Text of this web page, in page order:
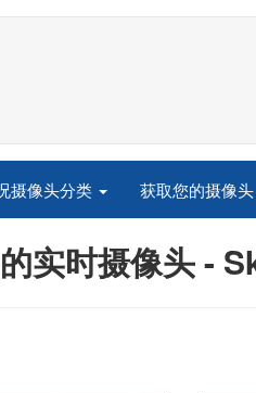
摄像头分类 获取您的摄像头
实时摄像头 -